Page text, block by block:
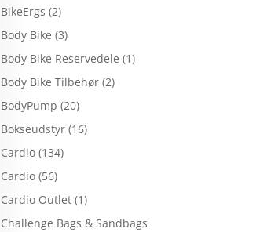
BikeErgs (2)
Body Bike (3)
Body Bike Reservedele (1)
Body Bike Tilbehør (2)
BodyPump (20)
Bokseudstyr (16)
Cardio (134)
Cardio (56)
Cardio Outlet (1)
Challenge Bags & Sandbags